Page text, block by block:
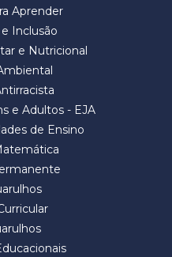
Aprender
Inclusão
e Nutricional
e Adultos - EJA
de Ensino